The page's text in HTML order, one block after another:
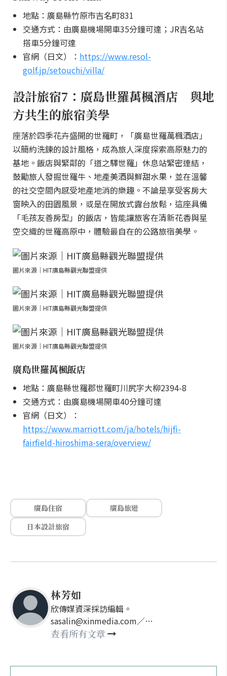
地點：廣島縣竹原市吉名町831
交通方式：由廣島機場開車35分鐘可達；JR吉名站
搭車5分鐘可達
官網（日文）： https://www.resol-
golf.jp/setouchi/villa/
設計旅宿7：廣島世羅萬楓酒店 與地
方共生的旅宿美學
座落於四季花卉盛開的世羅町，「廣島世羅萬楓酒店」
以簡約洗鍊的設計風格，成為旅人深度探索高原魅力的
基地。飯店與緊鄰的「道之驛世羅」休息站緊密連結，
鼓勵旅人發掘世羅牛、地產美酒與鮮甜水果，並在溫馨
的社交空間內感受地產地消的樂趣。不論是享受客房大
窗映入的田園風景，或是在開放式露台放鬆，這座具備
「毛孩友善房型」的飯店，皆能讓旅客在清新花香與星
空交織的世羅高原中，體驗最自在的公路旅宿美學。
圖片來源｜HIT廣島縣觀光聯盟提供
圖片來源｜HIT廣島縣觀光聯盟提供
圖片來源｜HIT廣島縣觀光聯盟提供
廣島世羅萬楓飯店
地點：廣島縣世羅郡世羅町川尻字大柳2394-8
交通方式：由廣島機場開車40分鐘可達
官網（日文）：
https://www.marriott.com/ja/hotels/hijfi-
fairfield-hiroshima-sera/overview/
廣島住宿
廣島旅遊
日本設計旅宿
林芳如
欣傳媒資深採訪編輯。
sasalin@xinmedia.com／
happy21917@gmail.com
查看所有文章